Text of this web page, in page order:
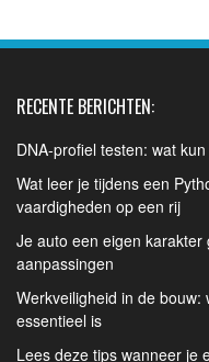
RECENTE BERICHTEN:
DNA-profiel testen: wat
Wat leer je tijdens een
vaardigheden op een rij
Je auto een eigen
aanpassingen
Werkveiligheid in de
essentieel is
Lees deze tips wanneer je